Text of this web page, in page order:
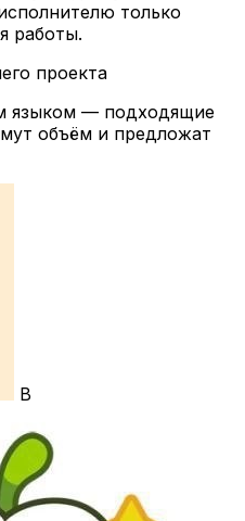
только
работы.
проекта
языком — подходящие
объём и предложат
В